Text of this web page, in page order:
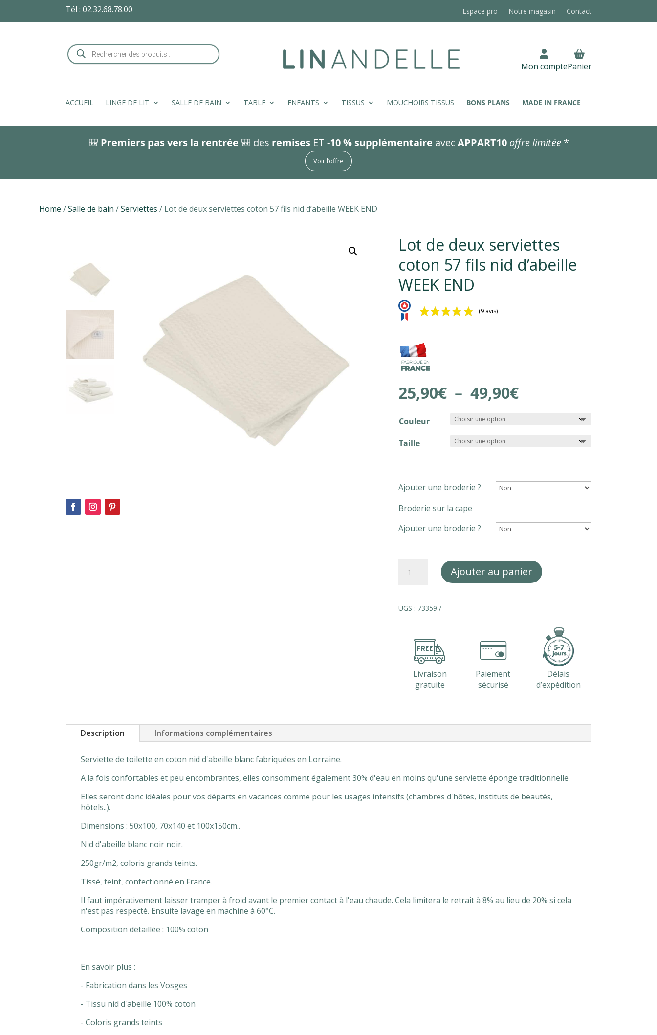
Tél :02.32.68.78.00 Espace pro Notre magasin Contact
Recherche
de
produits Mon comptePanier
ACCUEIL LINGE DE LIT SALLE DE BAIN TABLE ENFANTS TISSUS MOUCHOIRS TISSUS BONS PLANS MADE IN FRANCE
🎒 Premiers pas vers la rentrée 🎒 des remisesET -10 % supplémentaire avecAPPART10 offre limitée*
Voir l’offre
Home /Salle de bain /Serviettes / Lot de deux serviettes coton 57 fils nid d’abeille WEEK END
Lot de deux serviettes
coton 57 fils nid d’abeille
WEEK END
(9 avis)
25,90€ – 49,90€Plage
de
Couleur
Taille
Ajouter une broderie ?
Broderie sur la cape
Ajouter une broderie ?
deux
d'abeille
WEEK
Ajouter au panier
UGS : 73359
Livraison
gratuite
Paiement
sécurisé
Délais
d’expédition
Description Informations complémentaires
Serviette de toilette en coton nid d'abeille blanc fabriquées en Lorraine.
A la fois confortables et peu encombrantes, elles consomment également 30% d'eau en moins qu'une serviette éponge traditionnelle.
Elles seront donc idéales pour vos départs en vacances comme pour les usages intensifs (chambres d'hôtes, instituts de beautés,
hôtels..).
Dimensions : 50x100, 70x140 et 100x150cm..
Nid d'abeille blanc noir noir.
250gr/m2, coloris grands teints.
Tissé, teint, confectionné en France.
Il faut impérativement laisser tramper à froid avant le premier contact à l'eau chaude. Cela limitera le retrait à 8% au lieu de 20% si cela
n'est pas respecté. Ensuite lavage en machine à 60°C.
Composition détaillée : 100% coton
En savoir plus :
- Fabrication dans les Vosges
- Tissu nid d'abeille 100% coton
- Coloris grands teints